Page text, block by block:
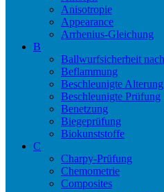
Anisotropie
Appearance
Arrhenius-Gleichung
B
Ballwurfsicherheit
Beflammung
Beschleunigte
Beschleunigte Prüfung
Benetzung
Biegeprüfung
Biokunststoffe
C
Charpy-Prüfung
Chemometrie
Composites